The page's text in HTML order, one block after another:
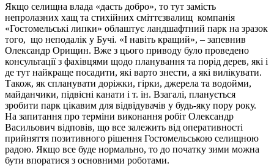
Якщо селищна влада «дасть добро», то тут замість
непролазних хащ та стихійних сміттєзвалищ компанія
«Гостомельські липки» облаштує ландшафтний парк на зразок
того, що неподалік у Бучі. «І навіть кращий», – запевнив
Олександр Орищин. Вже з цього приводу було проведено
консультації з фахівцями щодо планування та порід дерев, які і
де тут найкраще посадити, які варто знести, а які вилікувати.
Також, як спланувати доріжки, гірки, джерела та водойми,
майданчики, підвісні канати і т. ін. Взагалі, планується
зробити парк цікавим для відвідувачів у будь-яку пору року.
На запитання про терміни виконання робіт Олександр
Васильович відповів, що все залежить від оперативності
прийняття позитивного рішення Гостомельською селищною
радою. Якщо все буде нормально, то до початку зими можна
бути впоратися з основними роботами.